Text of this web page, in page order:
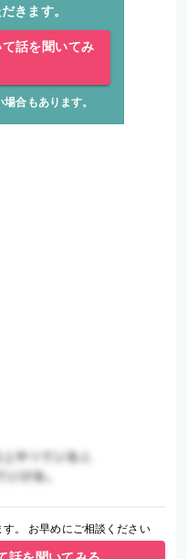
きます。
話を聞いてみ
合もあります。
。 お早めにご相談ください